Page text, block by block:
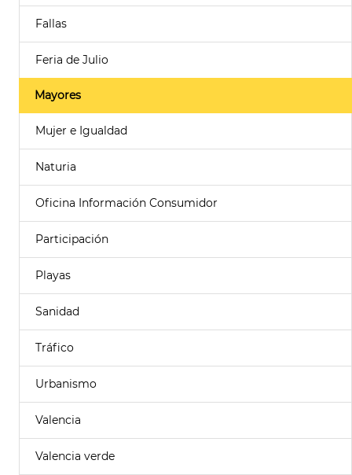
Fallas
Feria de Julio
Mayores
Mujer e Igualdad
Naturia
Oficina Información Consumidor
Participación
Playas
Sanidad
Tráfico
Urbanismo
Valencia
Valencia verde